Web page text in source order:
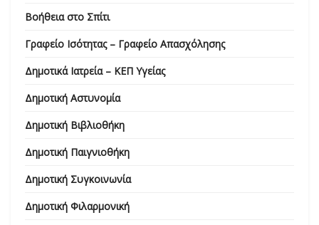
Βοήθεια στο Σπίτι
Γραφείο Ισότητας – Γραφείο Απασχόλησης
Δημοτικά Ιατρεία – ΚΕΠ Υγείας
Δημοτική Αστυνομία
Δημοτική Βιβλιοθήκη
Δημοτική Παιγνιοθήκη
Δημοτική Συγκοινωνία
Δημοτική Φιλαρμονική